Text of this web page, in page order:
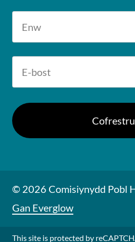
© 2026 Comisiynydd Pobl
Gan Everglow
This site is protected by